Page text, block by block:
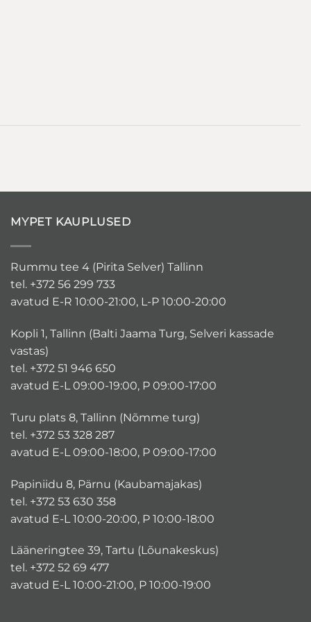
MYPET KAUPLUSED
Rummu tee 4 (Pirita Selver) Tallinn
tel. +372 56 299 733
avatud E-R 10:00-21:00, L-P 10:00-20:00
Kopli 1, Tallinn (Balti Jaama Turg, Selveri kassade
vastas)
tel. +372 51 946 650
avatud E-L 09:00-19:00, P 09:00-17:00
Turu plats 8, Tallinn (Nõmme turg)
tel. +372 53 328 287
avatud E-L 09:00-18:00, P 09:00-17:00
Papiniidu 8, Pärnu (Kaubamajakas)
tel. +372 53 630 358
avatud E-L 10:00-20:00, P 10:00-18:00
Lääneringtee 39, Tartu (Lõunakeskus)
tel. +372 52 69 477
avatud E-L 10:00-21:00, P 10:00-19:00